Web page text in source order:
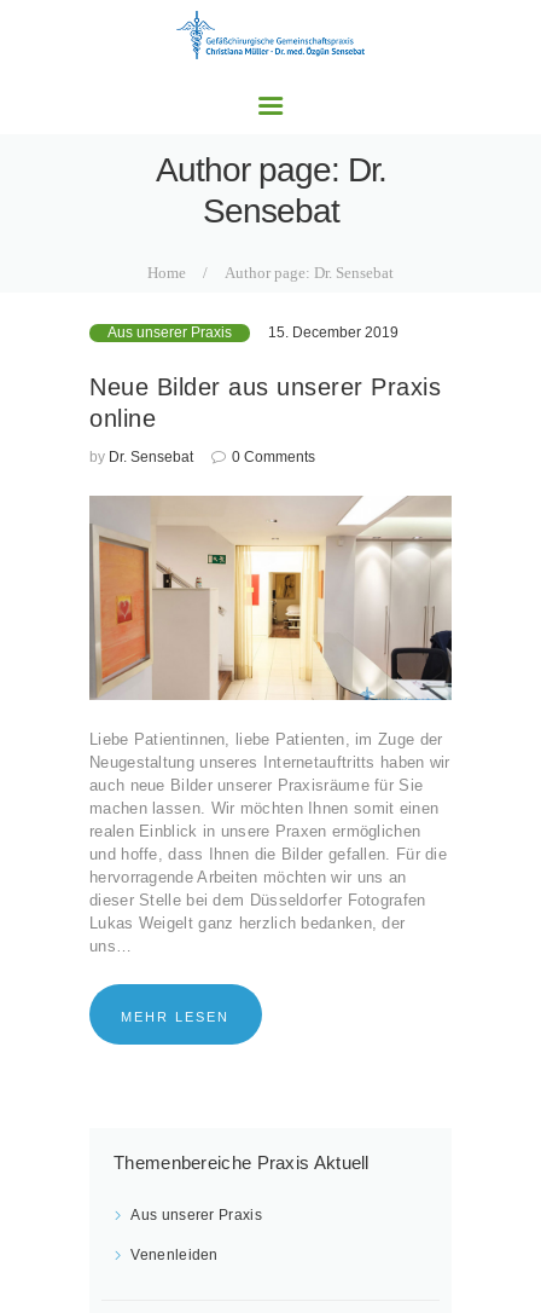
Author page: Dr.
Sensebat
Home Author page: Dr. Sensebat
UNSERE PRAXEN
LEISTUNGSSPEKTRU
AKTUELLES
KONTAKT
Aus unserer Praxis 15. December 2019
Neue Bilder aus unserer Praxis
online
by Dr. Sensebat 0 Comments
Liebe Patientinnen, liebe Patienten, im Zuge der
Neugestaltung unseres Internetauftritts haben wir
auch neue Bilder unserer Praxisräume für Sie
machen lassen. Wir möchten Ihnen somit einen
realen Einblick in unsere Praxen ermöglichen
und hoffe, dass Ihnen die Bilder gefallen. Für die
hervorragende Arbeiten möchten wir uns an
dieser Stelle bei dem Düsseldorfer Fotografen
Lukas Weigelt ganz herzlich bedanken, der
uns…
MEHR LESEN
Themenbereiche Praxis Aktuell
Aus unserer Praxis
Venenleiden